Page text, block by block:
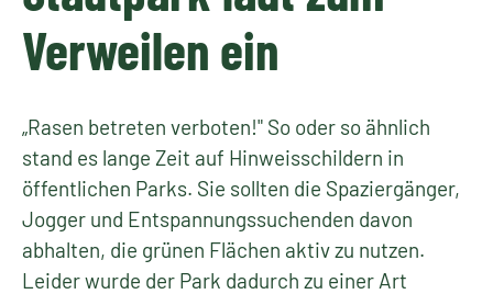
Verweilen ein
„Rasen betreten verboten!" So oder so ähnlich
stand es lange Zeit auf Hinweisschildern in
öffentlichen Parks. Sie sollten die Spaziergänger,
Jogger und Entspannungssuchenden davon
abhalten, die grünen Flächen aktiv zu nutzen.
Leider wurde der Park dadurch zu einer Art